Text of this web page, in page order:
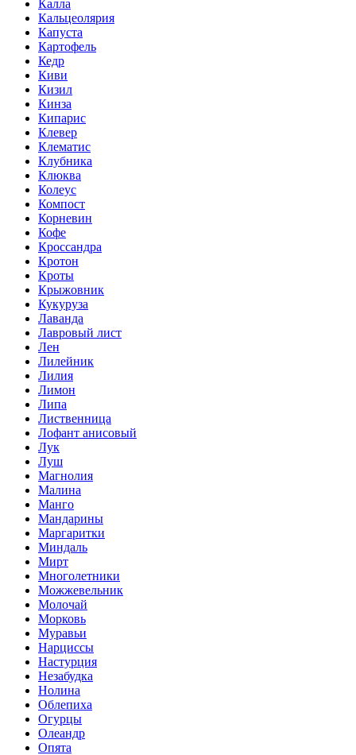
Калла
Кальцеолярия
Капуста
Картофель
Кедр
Киви
Кизил
Кинза
Кипарис
Клевер
Клематис
Клубника
Клюква
Колеус
Компост
Корневин
Кофе
Кроссандра
Кротон
Кроты
Крыжовник
Кукуруза
Лаванда
Лавровый лист
Лен
Лилейник
Лилия
Лимон
Липа
Лиственница
Лофант анисовый
Лук
Луш
Магнолия
Малина
Манго
Мандарины
Маргаритки
Миндаль
Мирт
Многолетники
Можжевельник
Молочай
Морковь
Муравьи
Нарциссы
Настурция
Незабудка
Нолина
Облепиха
Огурцы
Олеандр
Опята